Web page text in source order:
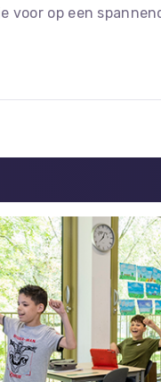
voor op een